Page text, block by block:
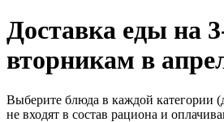
Доставка еды на
вторникам в
Выберите блюда в каждой категории
не входят в состав рациона и